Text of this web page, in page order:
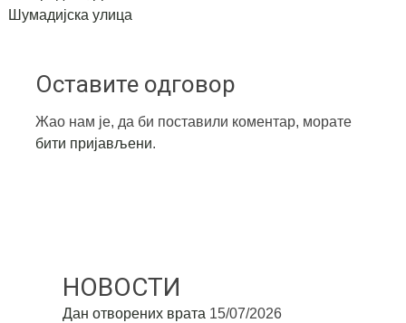
Шумадијска улица
Оставите одговор
Жао нам је, да би поставили коментар, морате
бити пријављени.
НОВОСТИ
Дан отворених врата 15/07/2026